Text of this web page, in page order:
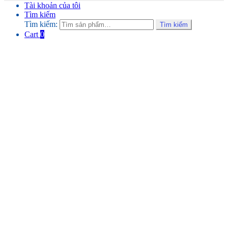
Tài khoản của tôi
Tìm kiếm
Tìm kiếm:
Tìm kiếm
Cart 0